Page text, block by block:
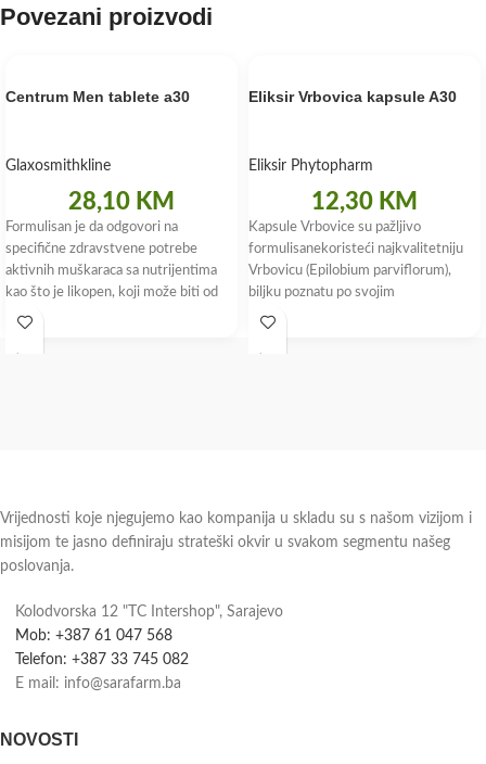
Povezani proizvodi
Centrum Men tablete a30
Glaxosmithkline
28,10 KM
Formulisan je da odgovori na
specifične zdravstvene potrebe
aktivnih muškaraca sa nutrijentima
kao što je likopen, koji može biti od
pomoći za održavanje
Eliksir Vrbovica kapsule A30
Eliksir Phytopharm
12,30 KM
Kapsule Vrbovice su pažljivo
formulisanekoristeći najkvalitetniju
Vrbovicu (Epilobium parviflorum),
biljku poznatu po svojim
mnogobrojnim zdravstvenim
Vrijednosti koje njegujemo kao kompanija u skladu su s našom vizijom i
misijom te jasno definiraju strateški okvir u svakom segmentu našeg
poslovanja.
Kolodvorska 12 "TC Intershop", Sarajevo
Mob: +387 61 047 568
Telefon: +387 33 745 082
E mail: info@sarafarm.ba
NOVOSTI